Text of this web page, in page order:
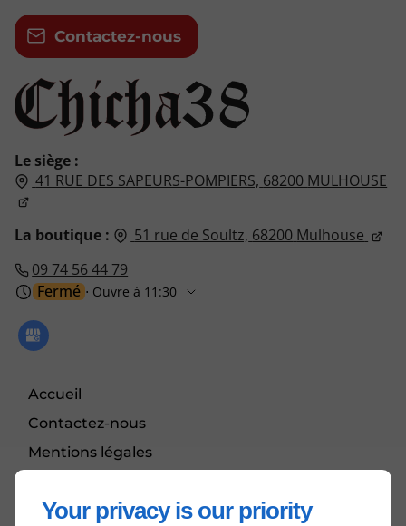
Your privacy is our priority
Le siège :
41 RUE DES SAPEURS-POMPIERS, 68200 MULHOUSE
La boutique : 51 rue de Soultz, 68200 Mulhouse
09 74 56 44 79
Fermé ⋅ Ouvre à 11:30
Accueil
Contactez-nous
Mentions légales
Contactez-nous